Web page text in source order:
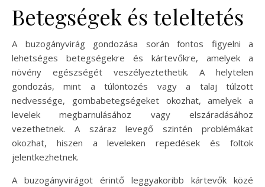
Betegségek és teleltetés
A buzogányvirág gondozása során fontos figyelni a
lehetséges betegségekre és kártevőkre, amelyek a
növény egészségét veszélyeztethetik. A helytelen
gondozás, mint a túlöntözés vagy a talaj túlzott
nedvessége, gombabetegségeket okozhat, amelyek a
levelek megbarnulásához vagy elszáradásához
vezethetnek. A száraz levegő szintén problémákat
okozhat, hiszen a leveleken repedések és foltok
jelentkezhetnek.
A buzogányvirágot érintő leggyakoribb kártevők közé